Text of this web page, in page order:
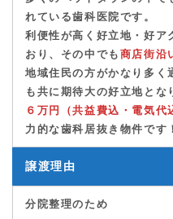
れている歯科医院です。
利便性が高く好立地・好ア
おり、その中でも 商店街沿
地域住民の方がかなり多く
も共に期待大の好立地とな
６万円（共益費込・電気代
力的な歯科居抜き物件です！
譲渡理由
分院整理のため